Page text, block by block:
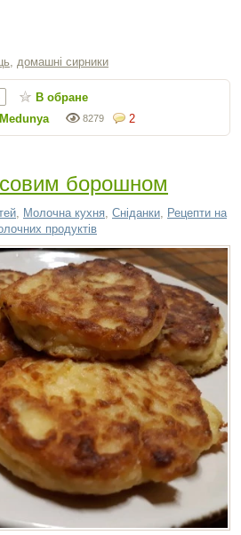
, домашні сирники
2
8279
Medunya
В обране
борошном
, Молочна кухня, Сніданки, Рецепти на
продуктів